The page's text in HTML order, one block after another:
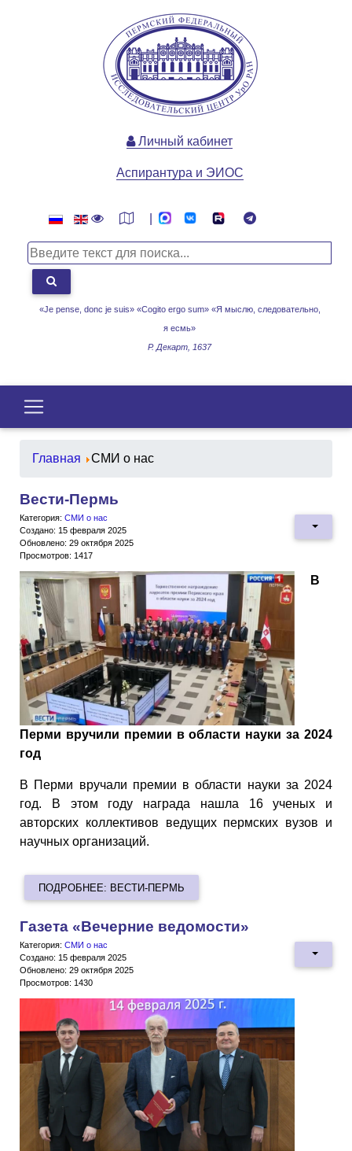
«Je pense, donc je suis» «Cogito ergo sum» «Я мыслю, следовательно,
я есмь»
Р. Декарт, 1637
Личный кабинет
Аспирантура и ЭИОС
Главная СМИ о нас
Вести-Пермь
Категория: СМИ о нас
Создано: 15 февраля 2025
Обновлено: 29 октября 2025
Просмотров: 1417
В
Перми вручили премии в области науки за 2024
год
В Перми вручали премии в области науки за 2024
год. В этом году награда нашла 16 ученых и
авторских коллективов ведущих пермских вузов и
научных организаций.
ПОДРОБНЕЕ: ВЕСТИ-ПЕРМЬ
Газета «Вечерние ведомости»
Категория: СМИ о нас
Создано: 15 февраля 2025
Обновлено: 29 октября 2025
Просмотров: 1430